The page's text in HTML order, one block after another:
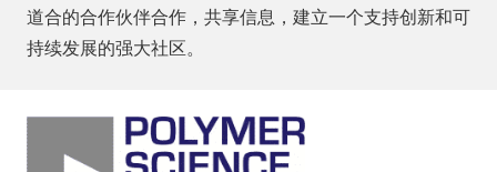
道合的合作伙伴合作，共享信息，建立一个支持创新和可
持续发展的强大社区。